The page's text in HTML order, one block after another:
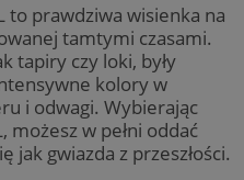
to prawdziwa wisienka na
tamtymi czasami.
tapiry czy loki, były
kolory w
i odwagi. Wybierając
możesz w pełni oddać
jak gwiazda z przeszłości.